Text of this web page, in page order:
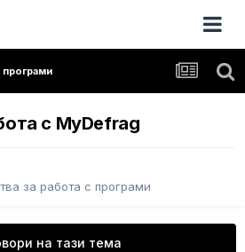
с MyDefrag
за работа с програми
на тази тема